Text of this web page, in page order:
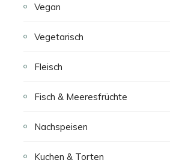
Vegan
Vegetarisch
Fleisch
Fisch & Meeresfrüchte
Nachspeisen
Kuchen & Torten